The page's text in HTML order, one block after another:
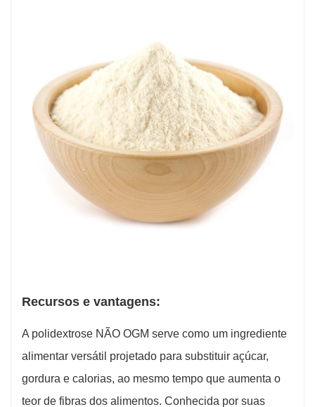
Recursos e vantagens:
A polidextrose NÃO OGM serve como um ingrediente
alimentar versátil projetado para substituir açúcar,
gordura e calorias, ao mesmo tempo que aumenta o
teor de fibras dos alimentos. Conhecida por suas